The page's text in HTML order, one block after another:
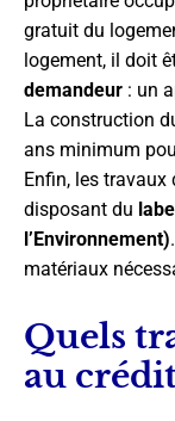
gratuit du
logement, il doit
demandeur : un
La construction
ans minimum
Enfin, les travaux
disposant du
l’Environnement)
matériaux
Quels
au